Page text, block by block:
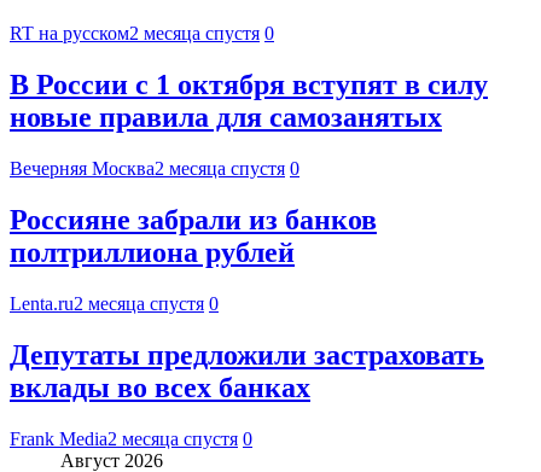
RT на русском2 месяца спустя 0
В России с 1 октября вступят в силу
новые правила для самозанятых
Вечерняя Москва2 месяца спустя 0
Россияне забрали из банков
полтриллиона рублей
Lenta.ru2 месяца спустя 0
Депутаты предложили застраховать
вклады во всех банках
Frank Media2 месяца спустя 0
Август 2026